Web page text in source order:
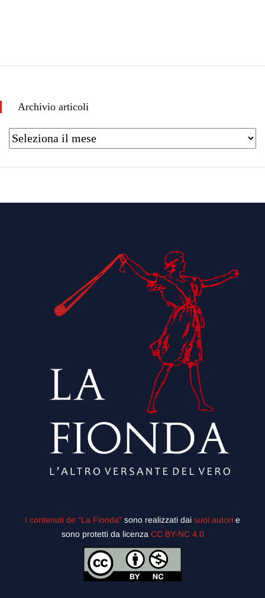
Archivio articoli
I contenuti de “La Fionda” sono realizzati dai suoi autori e
sono protetti da licenza CC BY-NC 4.0